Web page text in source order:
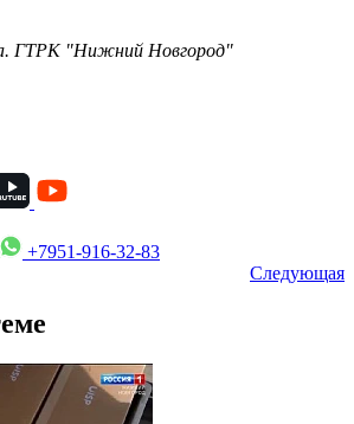
ГТРК "Нижний Новгород"
+7951-916-32-83
Следующая